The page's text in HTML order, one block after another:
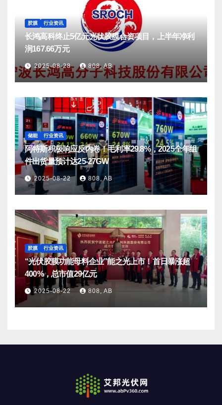
胶膜 行业资讯
长鸿高科终止5亿元光伏胶膜合资项目，上半年净利
润167.66万元
2025-08-28 808, AB
储能 行业资讯
阿特斯积极响应反内卷！毛利率29.8%，2025全年组
件出货量预计达25-27GW
2025-08-22 808, AB
胶膜 行业资讯
“光伏胶膜功能母料企业”能之光上市！首日暴涨超
400%，总市值29亿元
2025-08-22 808, AB